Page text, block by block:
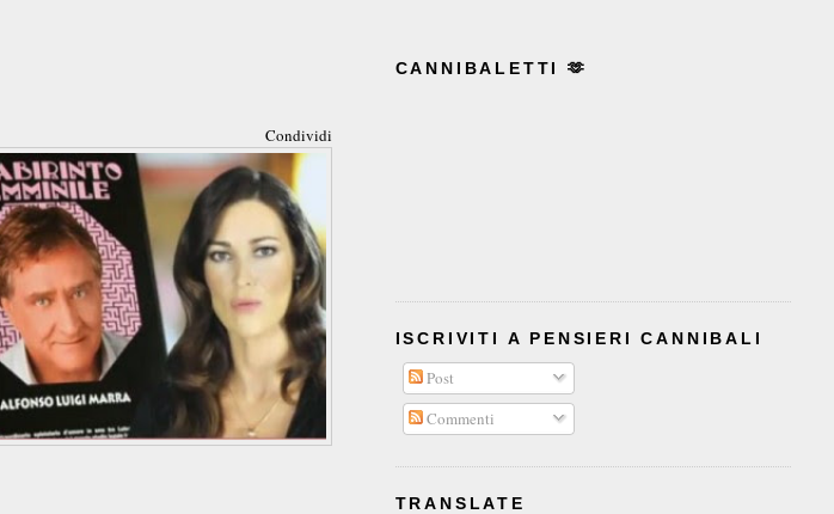
Condividi
CANNIBALETTI 🫶
ISCRIVITI A PENSIERI CANNIBALI
Post
Commenti
TRANSLATE